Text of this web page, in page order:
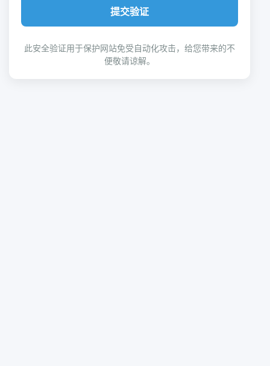
提交验证
此安全验证用于保护网站免受自动化攻击，给您带来的不
便敬请谅解。